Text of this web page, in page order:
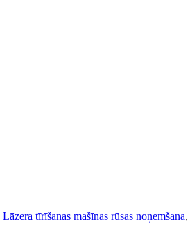
Lāzera tīrīšanas mašīnas rūsas noņemšana,